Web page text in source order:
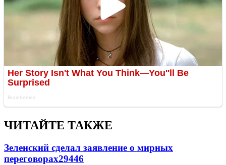
ЧИТАЙТЕ ТАКЖЕ
Зеленский сделал заявление о мирных
переговорах29446